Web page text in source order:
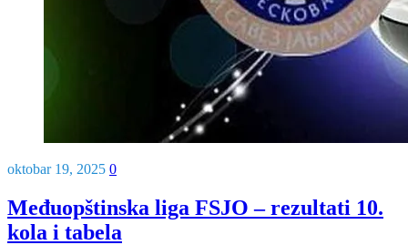
oktobar 19, 2025 0
Međuopštinska liga FSJO – rezultati 10.
kola i tabela